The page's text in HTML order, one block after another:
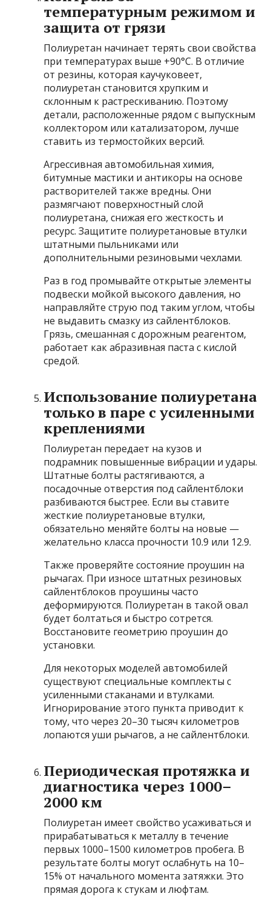
температурным режимом и
защита от грязи
Полиуретан начинает терять свои свойства
при температурах выше +90°C. В отличие
от резины, которая каучуковеет,
полиуретан становится хрупким и
склонным к растрескиванию. Поэтому
детали, расположенные рядом с выпускным
коллектором или катализатором, лучше
ставить из термостойких версий.
Агрессивная автомобильная химия,
битумные мастики и антикоры на основе
растворителей также вредны. Они
размягчают поверхностный слой
полиуретана, снижая его жесткость и
ресурс. Защитите полиуретановые втулки
штатными пыльниками или
дополнительными резиновыми чехлами.
Раз в год промывайте открытые элементы
подвески мойкой высокого давления, но
направляйте струю под таким углом, чтобы
не выдавить смазку из сайлентблоков.
Грязь, смешанная с дорожным реагентом,
работает как абразивная паста с кислой
средой.
Использование полиуретана
только в паре с усиленными
креплениями
Полиуретан передает на кузов и
подрамник повышенные вибрации и удары.
Штатные болты растягиваются, а
посадочные отверстия под сайлентблоки
разбиваются быстрее. Если вы ставите
жесткие полиуретановые втулки,
обязательно меняйте болты на новые —
желательно класса прочности 10.9 или 12.9.
Также проверяйте состояние проушин на
рычагах. При износе штатных резиновых
сайлентблоков проушины часто
деформируются. Полиуретан в такой овал
будет болтаться и быстро сотрется.
Восстановите геометрию проушин до
установки.
Для некоторых моделей автомобилей
существуют специальные комплекты с
усиленными стаканами и втулками.
Игнорирование этого пункта приводит к
тому, что через 20–30 тысяч километров
лопаются уши рычагов, а не сайлентблоки.
Периодическая протяжка и
диагностика через 1000–
2000 км
Полиуретан имеет свойство усаживаться и
прирабатываться к металлу в течение
первых 1000–1500 километров пробега. В
результате болты могут ослабнуть на 10–
15% от начального момента затяжки. Это
прямая дорога к стукам и люфтам.